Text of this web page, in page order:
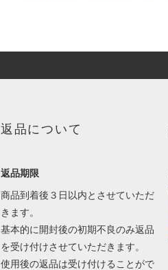
返品について
返品期限
商品到着後３日以内とさせていただ
きます。
基本的に開封後の初期不良のみ返品
を受け付けさせていただきます。
使用後の返品は受け付けることがで